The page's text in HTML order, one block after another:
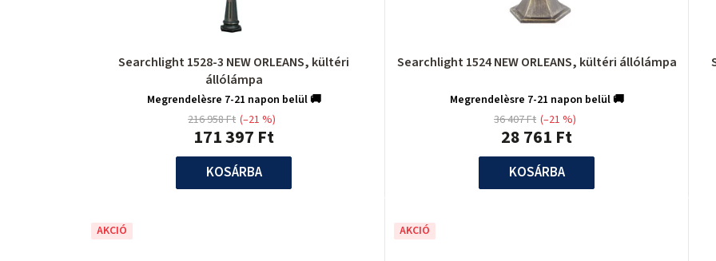
Searchlight 1528-3 NEW ORLEANS, kültéri
állólámpa
Megrendelèsre 7-21 napon belül 🚚
171 397 Ft
216 958 Ft (–21 %)
KOSÁRBA
Searchlight 1524 NEW ORLEANS, kültéri állólámpa
Megrendelèsre 7-21 napon belül 🚚
28 761 Ft
36 407 Ft (–21 %)
KOSÁRBA
AKCIÓ AKCIÓ